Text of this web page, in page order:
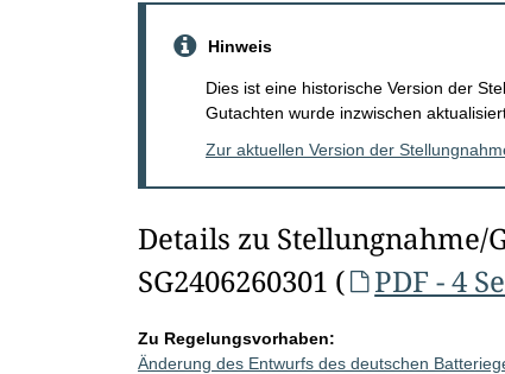
Hinweis
Dies ist eine historische Version der
Gutachten wurde inzwischen
Zur aktuellen Version der
Details zu Stellungnahme/
SG2406260301 (
PDF - 4
Zu Regelungsvorhaben:
Änderung des Entwurfs des deutschen